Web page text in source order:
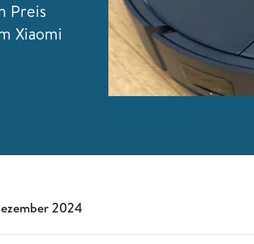
Preis
Xiaomi
2024